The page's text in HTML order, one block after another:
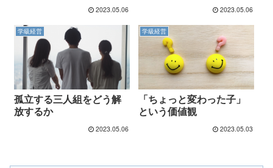
2023.05.06 2023.05.06
学級経営
孤立する三人組をどう解
放するか
2023.05.06
学級経営
「ちょっと変わった子」
という価値観
2023.05.03